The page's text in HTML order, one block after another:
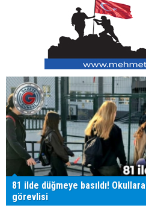
81 ilde düğmeye basıldı!
görevlisi